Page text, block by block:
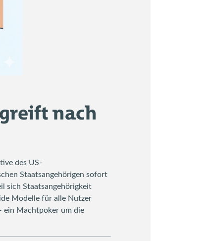
nach
des US-
Staatsangehörigen sofort
sich Staatsangehörigkeit
Modelle für alle Nutzer
ein Machtpoker um die